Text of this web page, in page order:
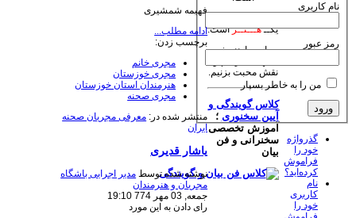
فهیمه شمشیری
ادامه مطلب...
برچسب زدن:
مجری خانم
مجری خوزستان
هنرمندان استان خوزستان
مجری صحنه
منتشر شده در: معرفی مجریان صحنه
ایران
یاشار قدیری
نوشته شده توسط مدیر اجرایی باشگاه
مجریان و هنرمندان
جمعه, 03 مهر 774 19:10
رای دادن به این مورد
یکــهـــنــراست.
بیاییم با هنر خود
نقش محبت بزنیم.
کلاس گویندگی و
آیین سخنوری ؛
آموزش تخصصی
سخنرانی و فن
بیان
نام کاربری
رمز عبور
من را به خاطر بسپار
گذرواژه
خود را
فراموش
کرده‌اید؟
نام
کاربری
خود را